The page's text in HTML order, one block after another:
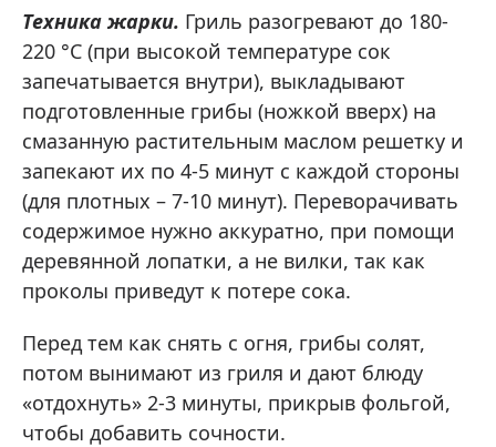
Техника жарки. Гриль разогревают до 180-
220 °C (при высокой температуре сок
запечатывается внутри), выкладывают
подготовленные грибы (ножкой вверх) на
смазанную растительным маслом решетку и
запекают их по 4-5 минут с каждой стороны
(для плотных – 7-10 минут). Переворачивать
содержимое нужно аккуратно, при помощи
деревянной лопатки, а не вилки, так как
проколы приведут к потере сока.
Перед тем как снять с огня, грибы солят,
потом вынимают из гриля и дают блюду
«отдохнуть» 2-3 минуты, прикрыв фольгой,
чтобы добавить сочности.